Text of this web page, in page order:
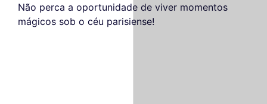
Não perca a oportunidade de viver momentos
mágicos sob o céu parisiense!